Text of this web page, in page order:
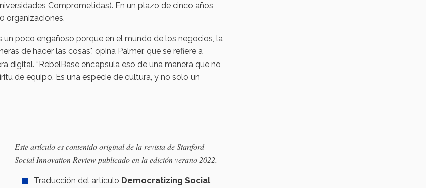
Comprometidas). En un plazo de cinco años,
organizaciones.
un poco engañoso porque en el mundo de los negocios, la
de hacer las cosas", opina Palmer, que se refiere a
digital. “RebelBase encapsula eso de una manera que no
de equipo. Es una especie de cultura, y no solo un
Este artículo es contenido original de la revista de Stanford
Social Innovation Review publicado en la edición verano 2022.
Traducción del artículo Democratizing Social